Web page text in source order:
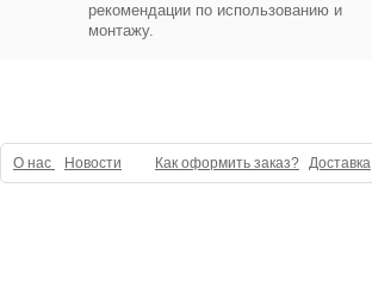
рекомендации по использованию и
монтажу.
О нас Новости Как оформить заказ? Доставка